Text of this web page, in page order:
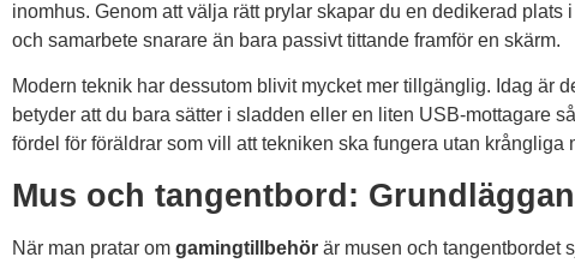
inomhus. Genom att välja rätt prylar skapar du en dedikerad plats
och samarbete snarare än bara passivt tittande framför en skärm.
Modern teknik har dessutom blivit mycket mer tillgänglig. Idag är
betyder att du bara sätter i sladden eller en liten USB-mottagare
fördel för föräldrar som vill att tekniken ska fungera utan krångliga
Mus och tangentbord:
När man pratar om gamingtillbehör är musen och tangentbordet